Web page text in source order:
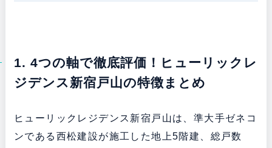
1. 4つの軸で徹底評価！ヒューリックレ
ジデンス新宿戸山の特徴まとめ
ヒューリックレジデンス新宿戸山は、準大手ゼネコ
ンである西松建設が施工した地上5階建、総戸数